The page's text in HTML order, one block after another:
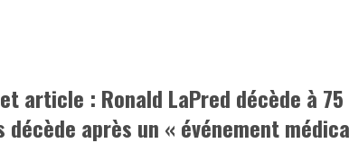
article : Ronald LaPred décède à
après un « événement